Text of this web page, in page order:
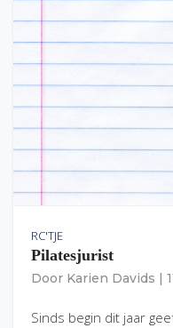
RC'TJE
Pilatesjurist
Door Karien Davids
Sinds begin dit jaar